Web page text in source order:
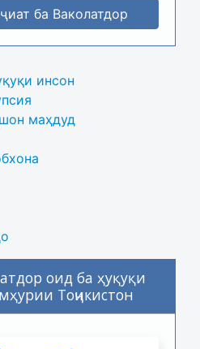
ба Ваколатдор
инсон
маҳдуд
оид ба ҳуқуқи
Тоҷикистон